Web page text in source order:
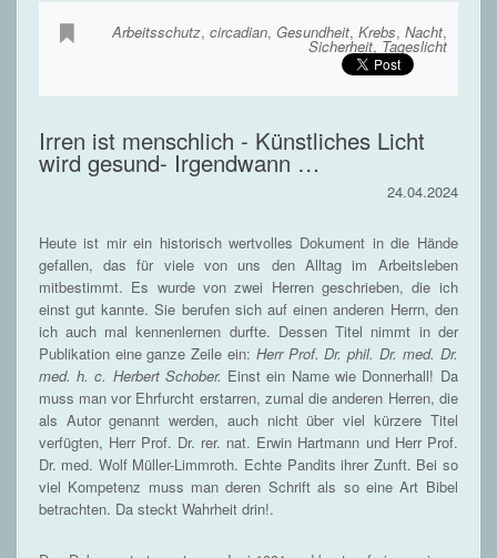
Arbeitsschutz,circadian,Gesundheit,Krebs,Nacht,
Sicherheit, Tageslicht
Irren ist menschlich - Künstliches Licht
wird gesund- Irgendwann …
24.04.2024
Heute ist mir ein historisch wertvolles Dokument in die Hände
gefallen, das für viele von uns den Alltag im Arbeitsleben
mitbestimmt. Es wurde von zwei Herren geschrieben, die ich
einst gut kannte. Sie berufen sich auf einen anderen Herrn, den
ich auch mal kennenlernen durfte. Dessen Titel nimmt in der
Publikation eine ganze Zeile ein: Herr Prof. Dr. phil. Dr. med. Dr.
med. h. c. Herbert Schober. Einst ein Name wie Donnerhall! Da
muss man vor Ehrfurcht erstarren, zumal die anderen Herren, die
als Autor genannt werden, auch nicht über viel kürzere Titel
verfügten, Herr Prof. Dr. rer. nat. Erwin Hartmann und Herr Prof.
Dr. med. Wolf Müller-Limmroth. Echte Pandits ihrer Zunft. Bei so
viel Kompetenz muss man deren Schrift als so eine Art Bibel
betrachten. Da steckt Wahrheit drin!.